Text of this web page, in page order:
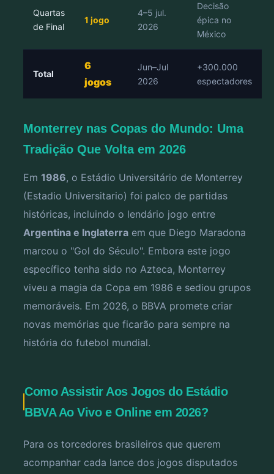
Quartas
de Final
1 jogo
4–5 jul.
2026
Decisão
épica no
México
Total
6
jogos
Jun–Jul
2026
+300.000
espectadores
Monterrey nas Copas do Mundo: Uma
Tradição Que Volta em 2026
Em 1986, o Estádio Universitário de Monterrey
(Estadio Universitario) foi palco de partidas
históricas, incluindo o lendário jogo entre
Argentina e Inglaterra em que Diego Maradona
marcou o "Gol do Século". Embora este jogo
específico tenha sido no Azteca, Monterrey
viveu a magia da Copa em 1986 e sediou grupos
memoráveis. Em 2026, o BBVA promete criar
novas memórias que ficarão para sempre na
história do futebol mundial.
Como Assistir Aos Jogos do Estádio
BBVA Ao Vivo e Online em 2026?
Para os torcedores brasileiros que querem
acompanhar cada lance dos jogos disputados